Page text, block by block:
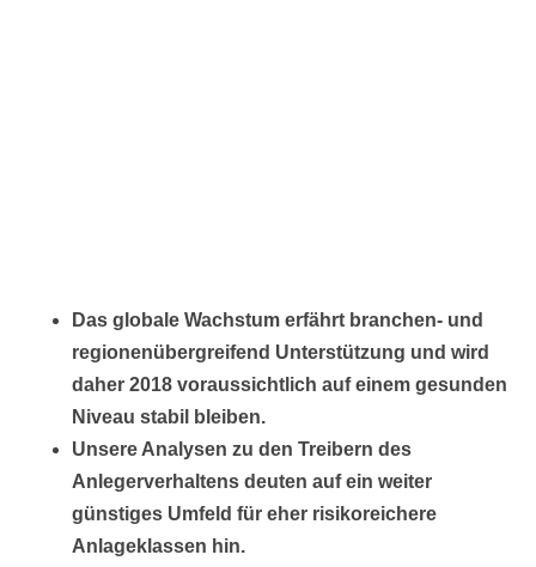
Das globale Wachstum erfährt branchen- und
regionenübergreifend Unterstützung und wird
daher 2018 voraussichtlich auf einem gesunden
Niveau stabil bleiben.
Unsere Analysen zu den Treibern des
Anlegerverhaltens deuten auf ein weiter
günstiges Umfeld für eher risikoreichere
Anlageklassen hin.